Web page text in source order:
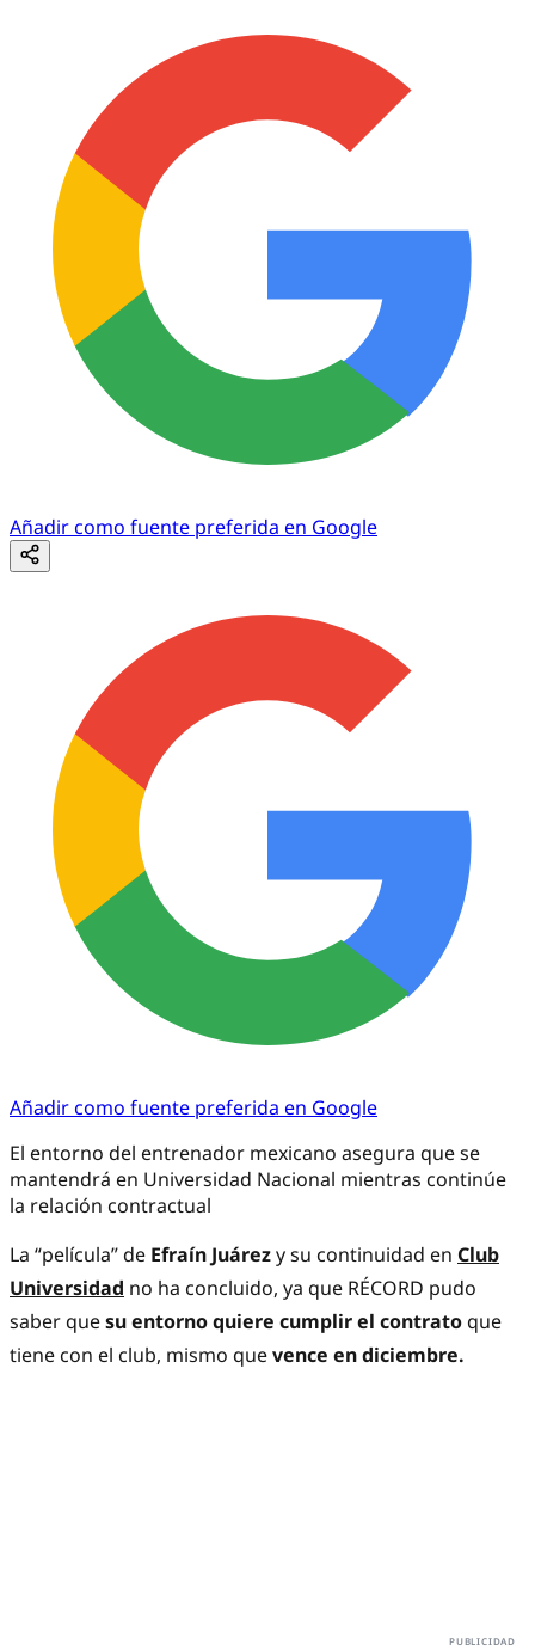
Añadir como fuente preferida en Google
Añadir como fuente preferida en Google
El entorno del entrenador mexicano asegura que se
mantendrá en Universidad Nacional mientras continúe
la relación contractual
La “película” de Efraín Juárezy su continuidad en Club
Universidad no ha concluido, ya que RÉCORD pudo
saber quesu entorno quiere cumplir el contratoque
tiene con el club, mismo quevence en diciembre.